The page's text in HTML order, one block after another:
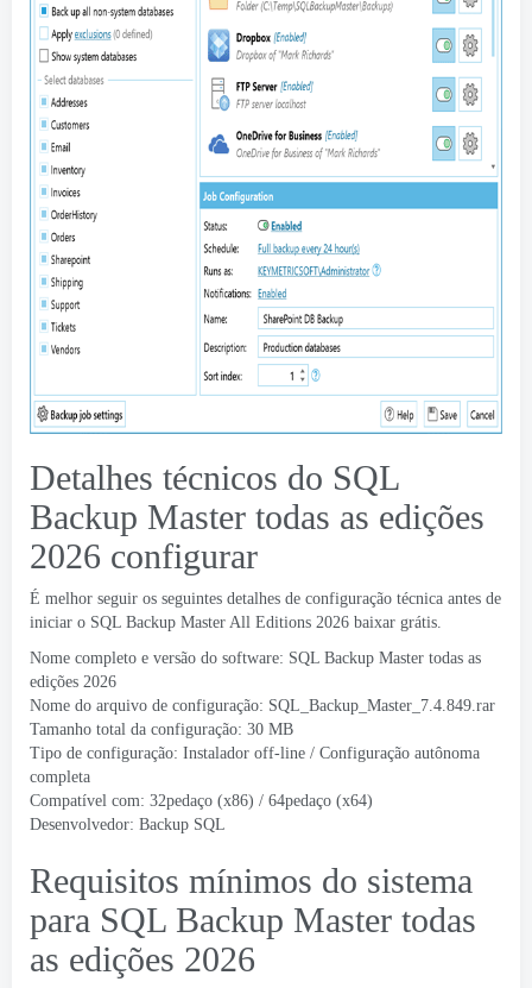
Detalhes técnicos do SQL
Backup Master todas as edições
2026 configurar
É melhor seguir os seguintes detalhes de configuração técnica antes de
iniciar o SQL Backup Master All Editions 2026 baixar grátis.
Nome completo e versão do software: SQL Backup Master todas as
edições 2026
Nome do arquivo de configuração: SQL_Backup_Master_7.4.849.rar
Tamanho total da configuração: 30 MB
Tipo de configuração: Instalador off-line / Configuração autônoma
completa
Compatível com: 32pedaço (x86) / 64pedaço (x64)
Desenvolvedor: Backup SQL
Requisitos mínimos do sistema
para SQL Backup Master todas
as edições 2026